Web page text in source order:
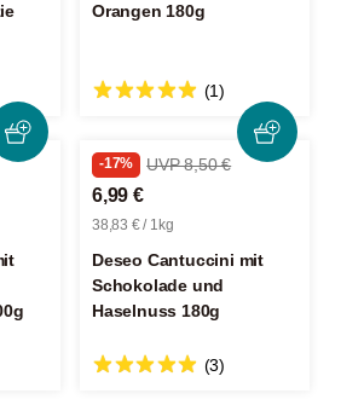
Orangen 180g
(1)
-17% UVP 8,50 €
6,99 €
38,83 € / 1kg
Deseo Cantuccini mit
Schokolade und
Haselnuss 180g
(3)